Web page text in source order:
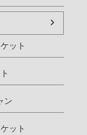
ット
ン
ット